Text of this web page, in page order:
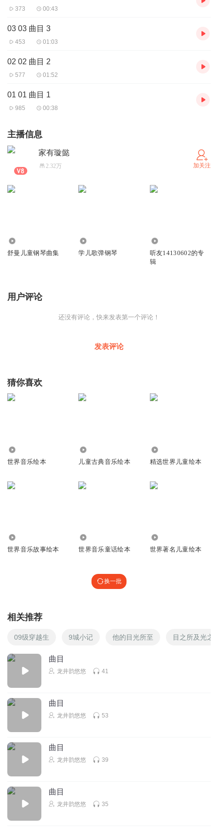
373 00:43
03 03 曲目 3
453 01:03
02 02 曲目 2
577 01:52
01 01 曲目 1
985 00:38
主播信息
家有璇懿
2.32万 加关注
舒曼儿童钢琴曲集 学儿歌弹钢琴
听友14130602的专
辑
用户评论
还没有评论，快来发表第一个评论！
发表评论
猜你喜欢
世界音乐绘本 儿童古典音乐绘本 精选世界儿童绘本
世界音乐故事绘本 世界音乐童话绘本 世界著名儿童绘本
换一批
相关推荐
09级穿越生 9城小记 他的目光所至 目之所及光之
曲目
龙井韵悠悠 41
曲目
龙井韵悠悠 53
曲目
龙井韵悠悠 39
曲目
龙井韵悠悠 35